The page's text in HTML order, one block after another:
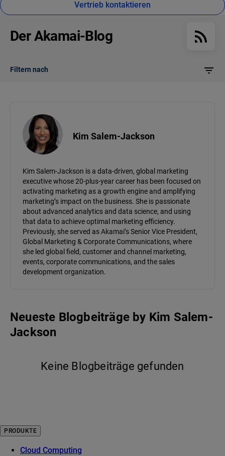
Vertrieb kontaktieren
Der Akamai-Blog
Filtern nach
Kim Salem-Jackson
Kim Salem-Jackson is a data-driven, global marketing
executive whose 20-plus-year career has been focused on
activating marketing as a growth engine and amplifying
marketing’s impact on the business. She is passionate
about advanced analytics and data science, and using
that data to achieve optimal marketing efficiency.
Previously, she served as Akamai’s Senior Vice President,
Global Marketing & Corporate Communications, where
she led global field, customer and channel marketing,
events, corporate communications, and the sales
development organization.
Neueste Blogbeiträge by Kim Salem-
Jackson
Keine Blogbeiträge gefunden
PRODUKTE
Cloud Computing